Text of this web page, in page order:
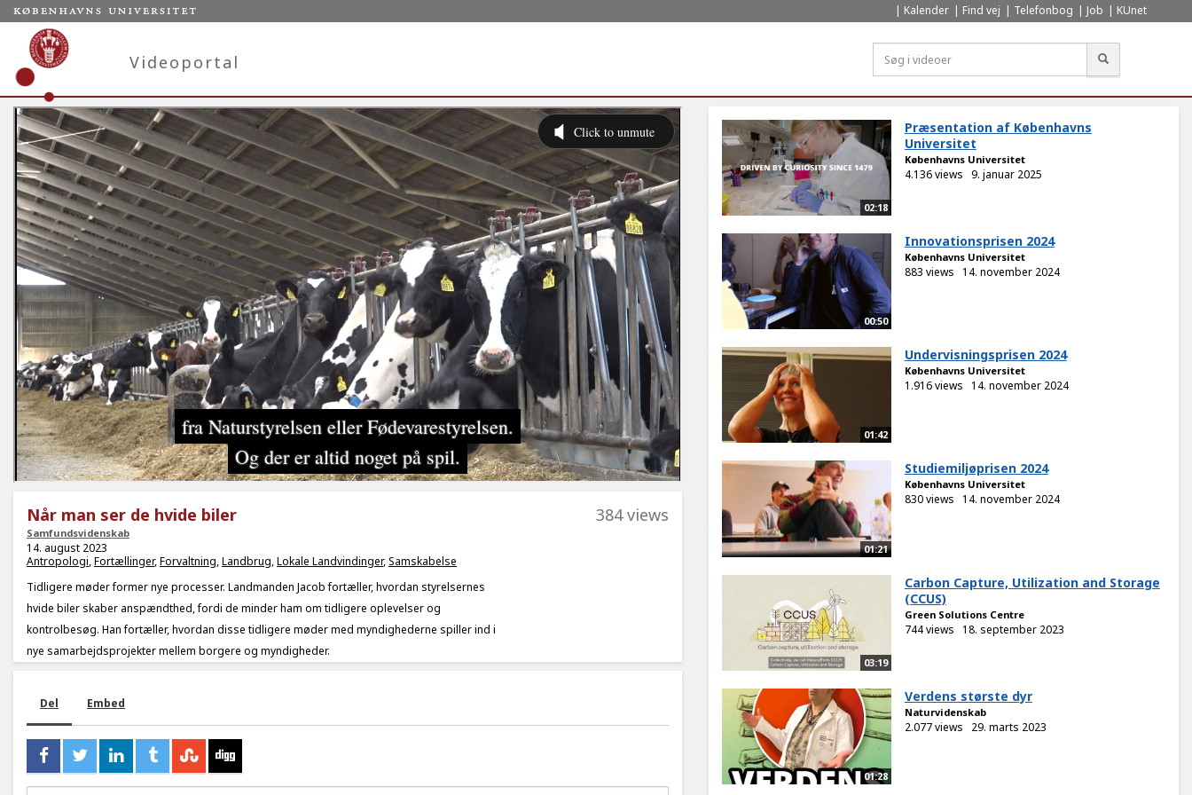
Kalender Find vej Telefonbog Job KUnet
Videoportal
Når man ser de hvide biler
Samfundsvidenskab
384 views
14. august 2023
Antropologi,Fortællinger,Forvaltning,Landbrug,Lokale Landvindinger,Samskabelse
Tidligere møder former nye processer. Landmanden Jacob fortæller, hvordan styrelsernes
hvide biler skaber anspændthed, fordi de minder ham om tidligere oplevelser og
kontrolbesøg. Han fortæller, hvordan disse tidligere møder med myndighederne spiller ind i
nye samarbejdsprojekter mellem borgere og myndigheder.
Del Embed
02:18
Præsentation af Københavns
Universitet
Københavns Universitet
4.136 views 9. januar 2025
00:50
Innovationsprisen 2024
Københavns Universitet
883 views 14. november 2024
01:42
Undervisningsprisen 2024
Københavns Universitet
1.916 views 14. november 2024
01:21
Studiemiljøprisen 2024
Københavns Universitet
830 views 14. november 2024
03:19
Carbon Capture, Utilization and Storage
(CCUS)
Green Solutions Centre
744 views 18. september 2023
01:28
Verdens største dyr
Naturvidenskab
2.077 views 29. marts 2023